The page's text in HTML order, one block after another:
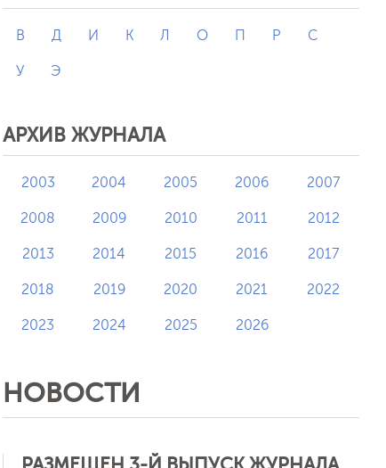
В Д И К Л О П Р С
У Э
АРХИВ ЖУРНАЛА
2003 2004 2005 2006 2007
2008 2009 2010 2011 2012
2013 2014 2015 2016 2017
2018 2019 2020 2021 2022
2023 2024 2025 2026
НОВОСТИ